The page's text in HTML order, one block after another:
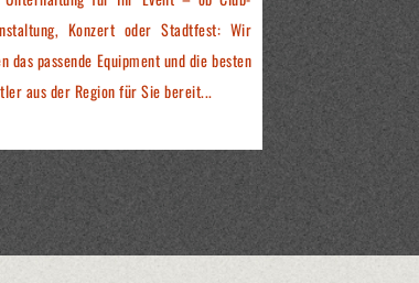
Konzert oder Stadtfest: Wir
das passende Equipment und die besten
aus der Region für Sie bereit...